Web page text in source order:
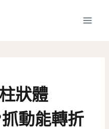
狀體
動能轉折